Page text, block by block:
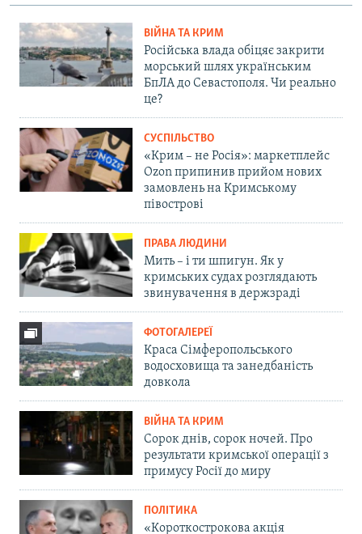
ВІЙНА ТА КРИМ
Російська влада обіцяє закрити
морський шлях українським
БпЛА до Севастополя. Чи реально
це?
СУСПІЛЬСТВО
«Крим – не Росія»: маркетплейс
Ozon припинив прийом нових
замовлень на Кримському
півострові
ПРАВА ЛЮДИНИ
Мить – і ти шпигун. Як у
кримських судах розглядають
звинувачення в держзраді
ФОТОГАЛЕРЕЇ
Краса Сімферопольського
водосховища та занедбаність
довкола
ВІЙНА ТА КРИМ
Сорок днів, сорок ночей. Про
результати кримської операції з
примусу Росії до миру
ПОЛІТИКА
«Короткострокова акція